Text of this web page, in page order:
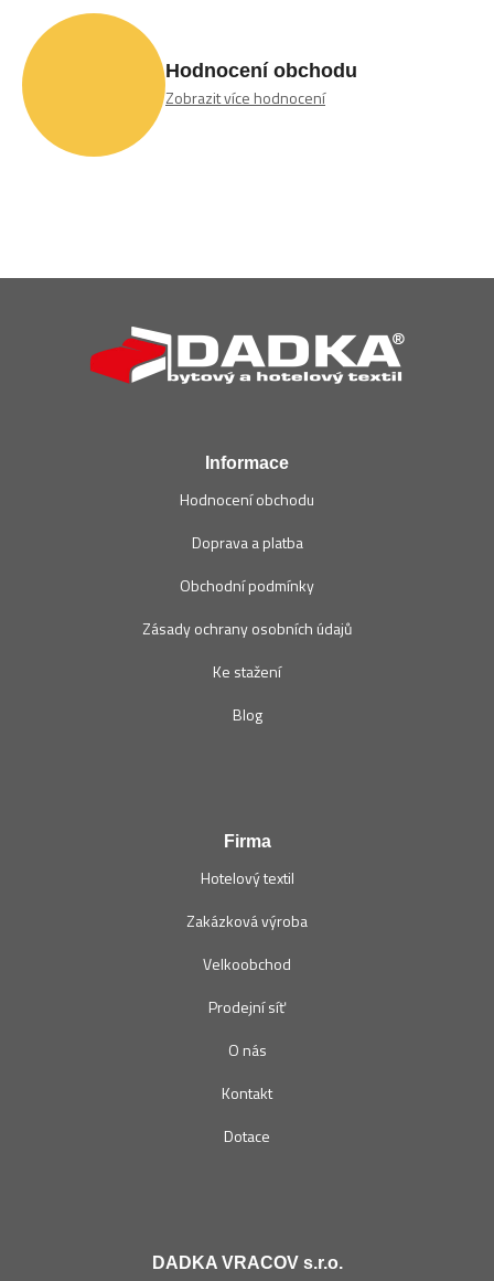
Hodnocení obchodu
Zobrazit více hodnocení
Informace
Hodnocení obchodu
Doprava a platba
Obchodní podmínky
Zásady ochrany osobních údajů
Ke stažení
Blog
Firma
Hotelový textil
Zakázková výroba
Velkoobchod
Prodejní síť
O nás
Kontakt
Dotace
DADKA VRACOV s.r.o.